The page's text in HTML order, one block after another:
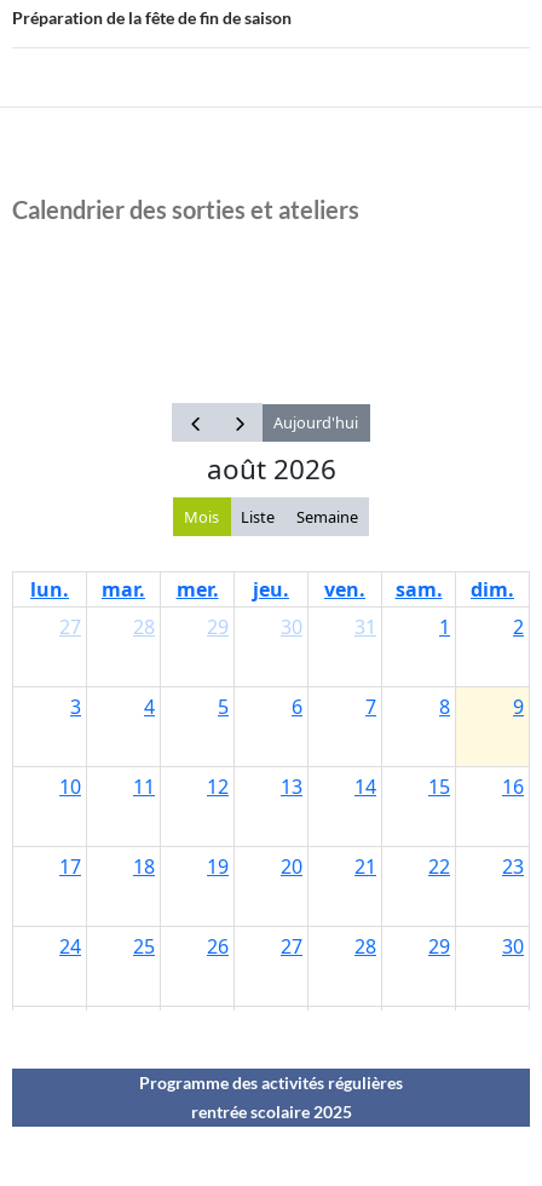
Préparation de la fête de fin de saison
Calendrier des sorties et ateliers
Programme des activités régulières
rentrée scolaire 2025